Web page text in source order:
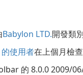
Babylon LTD.開發類
使用者在上個月檢
的 8.0.0 2009/